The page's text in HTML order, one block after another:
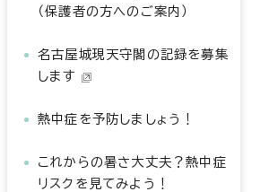
（保護者の方へのご案内）
名古屋城現天守閣の記録を募集
します
熱中症を予防しましょう！
これからの暑さ大丈夫？熱中症
リスクを見てみよう！